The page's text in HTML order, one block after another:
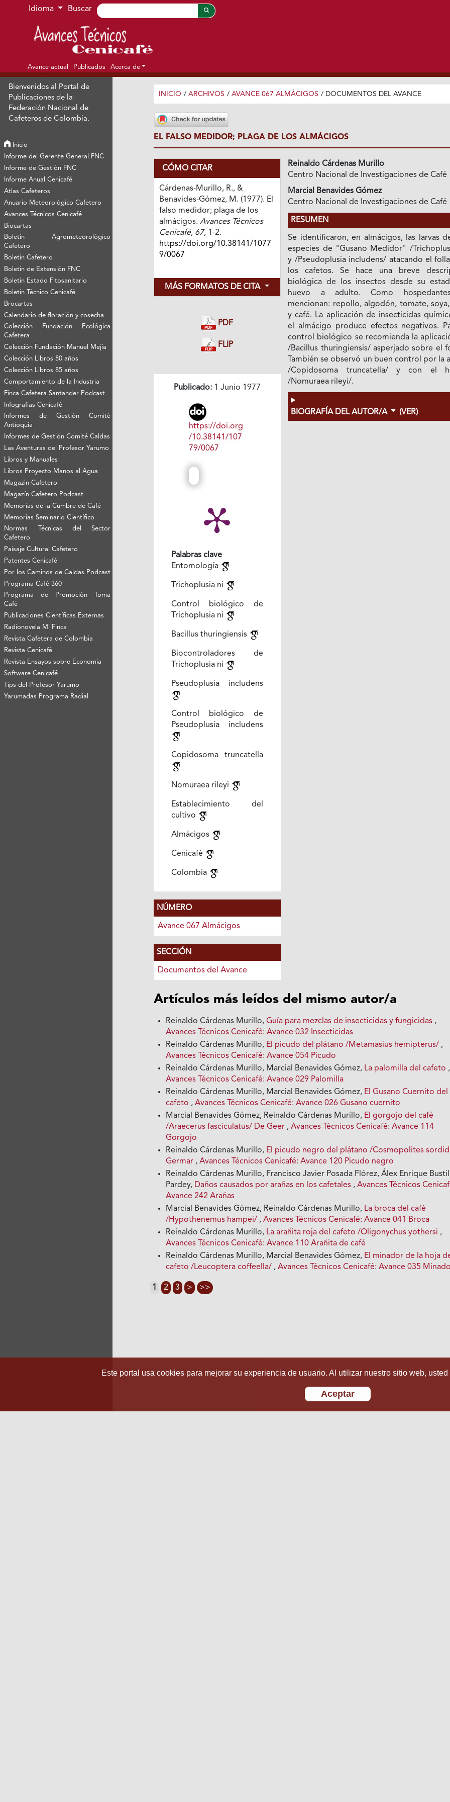
Ir al menú de navegación principal
Ir al contenido principal
Ir al pie de página del sitio
Idioma Buscar
Avance actual Publicados Acerca de
Bienvenidos al Portal de
Publicaciones de la
Federación Nacional de
Cafeteros de Colombia.
Inicio
Informe del Gerente General FNC
Informe de Gestión FNC
Informe Anual Cenicafé
Atlas Cafeteros
Anuario Meteorológico Cafetero
Avances Técnicos Cenicafé
Biocartas
Boletín Agrometeorológico
Cafetero
Boletín Cafetero
Boletín de Extensión FNC
Boletín Estado Fitosanitario
Boletín Técnico Cenicafé
Brocartas
Calendario de floración y cosecha
Colección Fundación Ecológica
Cafetera
Colección Fundación Manuel Mejía
Colección Libros 80 años
Colección Libros 85 años
Comportamiento de la Industria
Finca Cafetera Santander Podcast
Infografías Cenicafé
Informes de Gestión Comité
Antioquía
Informes de Gestión Comité Caldas
Las Aventuras del Profesor Yarumo
Libros y Manuales
Libros Proyecto Manos al Agua
Magazín Cafetero
Magazín Cafetero Podcast
Memorias de la Cumbre de Café
Memorias Seminario Científico
Normas Técnicas del Sector
Cafetero
Paisaje Cultural Cafetero
Patentes Cenicafé
Por los Caminos de Caldas Podcast
Programa Café 360
Programa de Promoción Toma
Café
Publicaciones Científicas Externas
Radionovela Mi Finca
Revista Cafetera de Colombia
Revista Cenicafé
Revista Ensayos sobre Economía
Software Cenicafé
Tips del Profesor Yarumo
Yarumadas Programa Radial
INICIO / ARCHIVOS / AVANCE 067 ALMÁCIGOS / DOCUMENTOS DEL AVANCE
EL FALSO MEDIDOR; PLAGA DE LOS ALMÁCIGOS
CÓMO CITAR
Cárdenas-Murillo, R., &
Benavides-Gómez, M. (1977). El
falso medidor; plaga de los
almácigos. Avances Técnicos
Cenicafé, 67, 1-2.
https://doi.org/10.38141/1077
9/0067
MÁS FORMATOS DE CITA
PDF
FLIP
Publicado:1 Junio 1977
https://doi.org
/10.38141/107
79/0067
Palabras clave
Entomología
Trichoplusia ni
Control biológico de
Trichoplusia ni
Bacillus thuringiensis
Biocontroladores de
Trichoplusia ni
Pseudoplusia includens
Control biológico de
Pseudoplusia includens
Copidosoma truncatella
Nomuraea rileyi
Establecimiento del
cultivo
Almácigos
Cenicafé
Colombia
NÚMERO
Avance 067 Almácigos
SECCIÓN
Documentos del Avance
Reinaldo Cárdenas Murillo
Centro Nacional de Investigaciones de Café
Marcial Benavides Gómez
Centro Nacional de Investigaciones de Café
RESUMEN
Se identificaron, en almácigos, las larvas
especies de "Gusano Medidor" /
y /Pseudoplusia includens/ atacando el
los cafetos. Se hace una breve
biológica de los insectos desde su
huevo a adulto. Como
mencionan: repollo, algodón, tomate,
y café. La aplicación de insecticidas
el almácigo produce efectos negativos.
control biológico se recomienda la
/Bacillus thuringiensis/ asperjado sobre el
También se observó un buen control por la
/Copidosoma truncatella/ y con el
/Nomuraea rileyi/.
BIOGRAFÍA DEL AUTOR/A (VER)
Artículos más leídos del mismo autor/a
Reinaldo Cárdenas Murillo,Guía para mezclas de insecticidas y fungicidas ,
Avances Técnicos Cenicafé: Avance 032 Insecticidas
Reinaldo Cárdenas Murillo, El picudo del plátano /Metamasius hemipterus/ ,
Avances Técnicos Cenicafé: Avance 054 Picudo
Reinaldo Cárdenas Murillo, Marcial Benavides Gómez, La palomilla del cafeto ,
Avances Técnicos Cenicafé: Avance 029 Palomilla
Reinaldo Cárdenas Murillo, Marcial Benavides Gómez, El Gusano Cuernito del
cafeto ,Avances Técnicos Cenicafé: Avance 026 Gusano cuernito
Marcial Benavides Gómez, Reinaldo Cárdenas Murillo, El gorgojo del café
/Araecerus fasciculatus/ De Geer ,Avances Técnicos Cenicafé: Avance 114
Gorgojo
Reinaldo Cárdenas Murillo, El picudo negro del plátano /Cosmopolites
Germar ,Avances Técnicos Cenicafé: Avance 120 Picudo negro
Reinaldo Cárdenas Murillo, Francisco Javier Posada Flórez, Álex Enrique
Pardey, Daños causados por arañas en los cafetales ,Avances Técnicos
Avance 242 Arañas
Marcial Benavides Gómez, Reinaldo Cárdenas Murillo, La broca del café
/Hypothenemus hampei/ ,Avances Técnicos Cenicafé: Avance 041 Broca
Reinaldo Cárdenas Murillo, La arañita roja del cafeto /Oligonychus yothersi ,
Avances Técnicos Cenicafé: Avance 110 Arañita de café
Reinaldo Cárdenas Murillo, Marcial Benavides Gómez, El minador de la hoja
cafeto /Leucoptera coffeella/ ,Avances Técnicos Cenicafé: Avance 035
1 2 3 > >>
Este portal usa cookies para mejorar su experiencia de usuario. Al utilizar nuestro sitio web,
Aceptar